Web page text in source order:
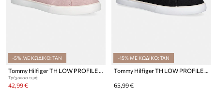
-5% ΜΕ ΚΩΔΙΚΟ: TAN
Τρέχουσα τιμή:
42,99 €
-15% ΜΕ ΚΩΔΙΚΟ: TAN
65,99 €